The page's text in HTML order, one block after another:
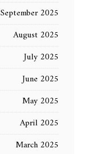
September 2025
August 2025
July 2025
June 2025
May 2025
April 2025
March 2025